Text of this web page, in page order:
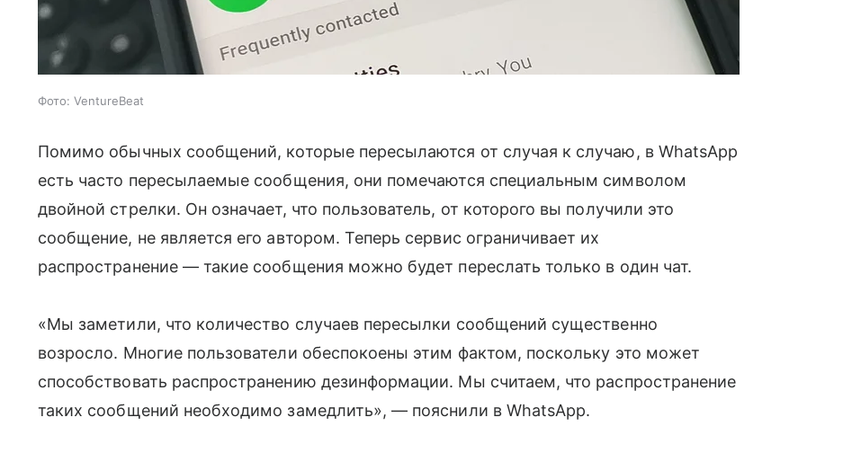
Фото: VentureBeat
Помимо обычных сообщений, которые пересылаются от случая к случаю, в WhatsApp
есть часто пересылаемые сообщения, они помечаются специальным символом
двойной стрелки. Он означает, что пользователь, от которого вы получили это
сообщение, не является его автором. Теперь сервис ограничивает их
распространение — такие сообщения можно будет переслать только в один чат.
«Мы заметили, что количество случаев пересылки сообщений существенно
возросло. Многие пользователи обеспокоены этим фактом, поскольку это может
способствовать распространению дезинформации. Мы считаем, что распространение
таких сообщений необходимо замедлить», — пояснили в WhatsApp.